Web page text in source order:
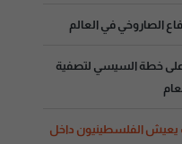
الصاروخي في العالم
خطة السيسي لتصفية
يعيش الفلسطينيون داخل